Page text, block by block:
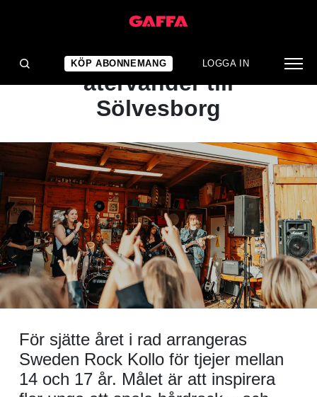
KÖP ABONNEMANG LOGGA IN
NYHET
Kollo för hårdrockare
återvänder till
Sölvesborg
För sjätte året i rad arrangeras
Sweden Rock Kollo för tjejer mellan
14 och 17 år. Målet är att inspirera